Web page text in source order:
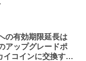
の有効期限延長は
アップグレードポ
イコインに交換する